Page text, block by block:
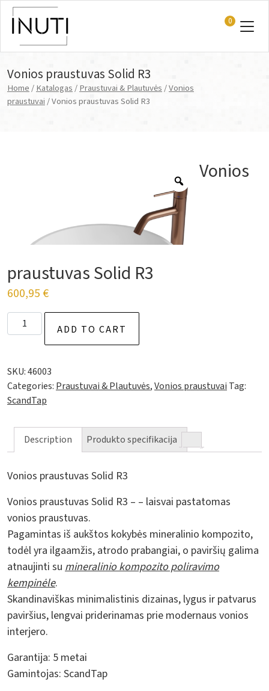
Main Navigation
0
Vonios praustuvas Solid R3
Home/Katalogas/Praustuvai & Plautuvės/Vonios
praustuvai/ Vonios praustuvas Solid R3
Vonios
praustuvas Solid R3
600,95€
Vonios praustuvas Solid R3 quantity
ADD TO CART
SKU:46003
Categories: Praustuvai & Plautuvės,Vonios praustuvai Tag:
ScandTap
Description Produkto specifikacija
Vonios praustuvas Solid R3
Vonios praustuvas Solid R3 – – laisvai pastatomas
vonios praustuvas.
Pagamintas iš aukštos kokybės mineralinio kompozito,
todėl yra ilgaamžis, atrodo prabangiai, o paviršių galima
atnaujinti su mineralinio kompozito poliravimo
kempinėle.
Skandinaviškas minimalistinis dizainas, lygus ir patvarus
paviršius, lengvai priderinamas prie modernaus vonios
interjero.
Garantija: 5 metai
Gamintojas: ScandTap